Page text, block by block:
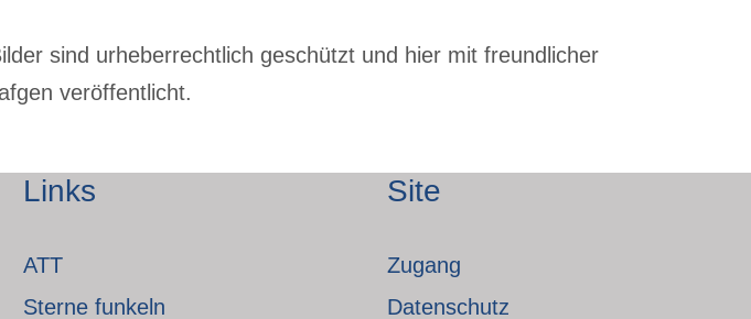
sind urheberrechtlich geschützt und hier mit freundlicher
veröffentlicht.
Links
ATT
Sterne funkeln
Site
Zugang
Datenschutz